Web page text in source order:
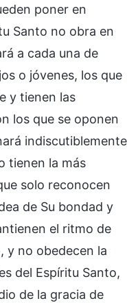
poner en
Santo no obra en
a cada una de
o jóvenes, los que
y tienen las
los que se oponen
indiscutiblemente
tienen la más
solo reconocen
de Su bondad y
el ritmo de
y no obedecen la
del Espíritu Santo,
de la gracia de